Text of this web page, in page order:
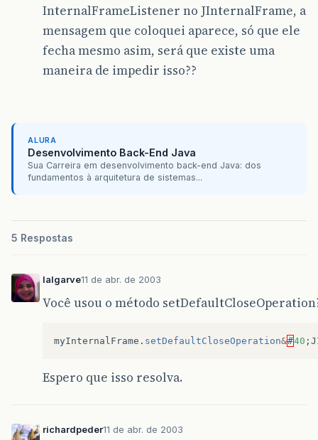
InternalFrameListener no JInternalFrame, a
mensagem que coloquei aparece, só que ele
fecha mesmo asim, será que existe uma
maneira de impedir isso??
ALURA
Desenvolvimento Back-End Java
Sua Carreira em desenvolvimento back-end Java: dos
fundamentos à arquitetura de sistemas...
5 Respostas
lalgarve11 de abr. de 2003
Você usou o método
myInternalFrame . setDefaultCloseOperation&#40 ;
Espero que isso resolva.
richardpeder11 de abr. de 2003